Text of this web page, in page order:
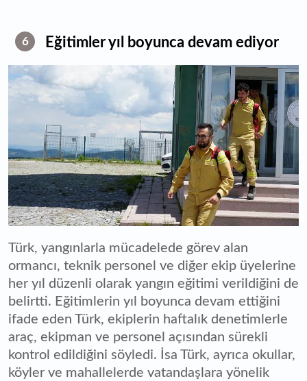
6 Eğitimler yıl boyunca devam ediyor
Türk, yangınlarla mücadelede görev alan
ormancı, teknik personel ve diğer ekip üyelerine
her yıl düzenli olarak yangın eğitimi verildiğini de
belirtti. Eğitimlerin yıl boyunca devam ettiğini
ifade eden Türk, ekiplerin haftalık denetimlerle
araç, ekipman ve personel açısından sürekli
kontrol edildiğini söyledi. İsa Türk, ayrıca okullar,
köyler ve mahallelerde vatandaşlara yönelik